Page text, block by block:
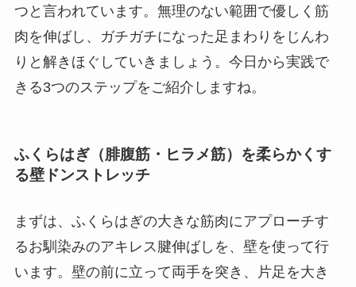
つと言われています。無理のない範囲で優しく筋
肉を伸ばし、ガチガチになった足まわりをじんわ
りと解きほぐしていきましょう。今日から実践で
きる3つのステップをご紹介しますね。
ふくらはぎ（腓腹筋・ヒラメ筋）を柔らかくす
る壁ドンストレッチ
まずは、ふくらはぎの大きな筋肉にアプローチす
るお馴染みのアキレス腱伸ばしを、壁を使って行
います。壁の前に立って両手を突き、片足を大き